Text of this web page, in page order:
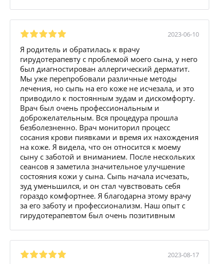
2023-06-10
Я родитель и обратилась к врачу
гирудотерапевту с проблемой моего сына, у него
был диагностирован аллергический дерматит.
Мы уже перепробовали различные методы
лечения, но сыпь на его коже не исчезала, и это
приводило к постоянным зудам и дискомфорту.
Врач был очень профессиональным и
доброжелательным. Вся процедура прошла
безболезненно. Врач мониторил процесс
сосания крови пиявками и время их нахождения
на коже. Я видела, что он относится к моему
сыну с заботой и вниманием. После нескольких
сеансов я заметила значительное улучшение
состояния кожи у сына. Сыпь начала исчезать,
зуд уменьшился, и он стал чувствовать себя
гораздо комфортнее. Я благодарна этому врачу
за его заботу и профессионализм. Наш опыт с
гирудотерапевтом был очень позитивным
2023-08-17